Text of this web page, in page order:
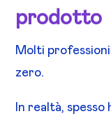
prodotto
Molti
zero.
In realtà,